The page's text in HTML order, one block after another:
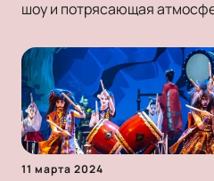
шоу и потрясающая
11 марта 2024